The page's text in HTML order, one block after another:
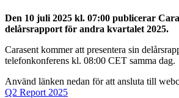
Den 10 juli 2025 kl. 07:00 publicerar
delårsrapport för andra kvartalet 2025.
Carasent kommer att presentera sin
telefonkonferens kl. 08:00 CET samma dag.
Använd länken nedan för att ansluta till
Q2 Report 2025